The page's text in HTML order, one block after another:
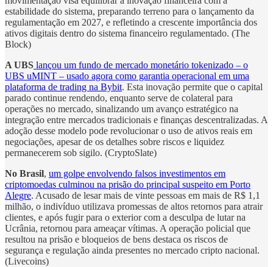
estabilidade do sistema, preparando terreno para o lançamento da
regulamentação em 2027, e refletindo a crescente importância dos
ativos digitais dentro do sistema financeiro regulamentado. (The
Block)
A UBS lançou um fundo de mercado monetário tokenizado – o
UBS uMINT – usado agora como garantia operacional em uma
plataforma de trading na Bybit. Esta inovação permite que o capital
parado continue rendendo, enquanto serve de colateral para
operações no mercado, sinalizando um avanço estratégico na
integração entre mercados tradicionais e finanças descentralizadas. A
adoção desse modelo pode revolucionar o uso de ativos reais em
negociações, apesar de os detalhes sobre riscos e liquidez
permanecerem sob sigilo. (CryptoSlate)
No Brasil, um golpe envolvendo falsos investimentos em
criptomoedas culminou na prisão do principal suspeito em Porto
Alegre. Acusado de lesar mais de vinte pessoas em mais de R$ 1,1
milhão, o indivíduo utilizava promessas de altos retornos para atrair
clientes, e após fugir para o exterior com a desculpa de lutar na
Ucrânia, retornou para ameaçar vítimas. A operação policial que
resultou na prisão e bloqueios de bens destaca os riscos de
segurança e regulação ainda presentes no mercado cripto nacional.
(Livecoins)